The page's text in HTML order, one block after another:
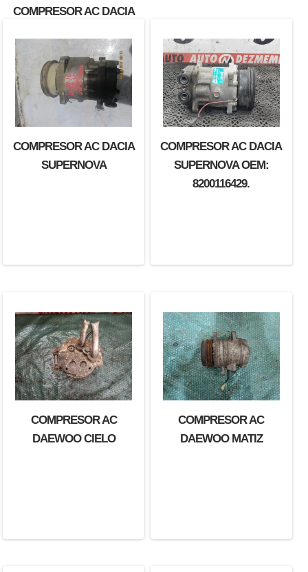
COMPRESOR AC DACIA
COMPRESOR AC DACIA
SUPERNOVA
COMPRESOR AC DACIA
SUPERNOVA OEM:
8200116429.
COMPRESOR AC
DAEWOO CIELO
COMPRESOR AC
DAEWOO MATIZ